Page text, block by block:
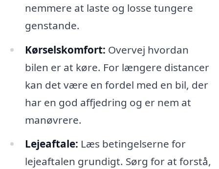
nemmere at laste og losse tungere
genstande.
Kørselskomfort: Overvej hvordan
bilen er at køre. For længere distancer
kan det være en fordel med en bil, der
har en god affjedring og er nem at
manøvrere.
Lejeaftale: Læs betingelserne for
lejeaftalen grundigt. Sørg for at forstå,